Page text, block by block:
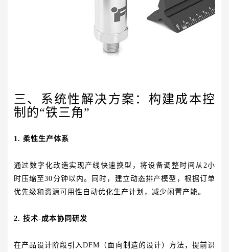
三、系统性解决方案：构建成本控
制的“铁三角”
1. 柔性生产体系
通过数字化改造实现产线快速换型，将设备调整时间从2小
时压缩至30分钟以内。同时，建立动态排产模型，根据订单
优先级和资源可用性自动优化生产计划，减少闲置产能。
2. 技术-成本协同研发
在产品设计阶段引入DFM（面向制造的设计）方法，提前识